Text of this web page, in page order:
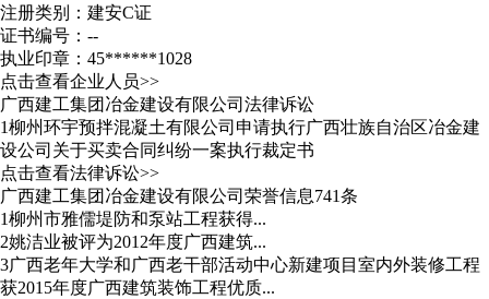
注册类别：建安C证
证书编号：--
执业印章：45******1028
点击查看企业人员>>
广西建工集团冶金建设有限公司法律诉讼
1柳州环宇预拌混凝土有限公司申请执行广西壮族自治区冶金建
设公司关于买卖合同纠纷一案执行裁定书
点击查看法律诉讼>>
广西建工集团冶金建设有限公司荣誉信息741条
1柳州市雅儒堤防和泵站工程获得...
2姚洁业被评为2012年度广西建筑...
3广西老年大学和广西老干部活动中心新建项目室内外装修工程
获2015年度广西建筑装饰工程优质...